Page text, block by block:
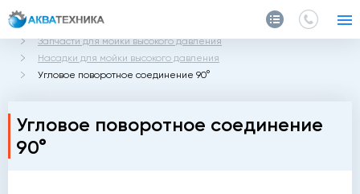
Главная Каталог
Запчасти для мойки высокого давления
Насадки для мойки высокого давления
Угловое поворотное соединение 90°
Угловое поворотное соединение
90°